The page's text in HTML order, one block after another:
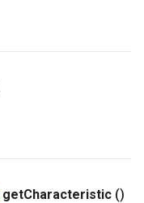
getCharacteristic ()